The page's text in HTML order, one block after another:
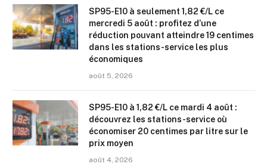
SP95-E10 à seulement 1,82 €/L ce
mercredi 5 août : profitez d’une
réduction pouvant atteindre 19 centimes
dans les stations-service les plus
économiques
août 5, 2026
SP95-E10 à 1,82 €/L ce mardi 4 août :
découvrez les stations-service où
économiser 20 centimes par litre sur le
prix moyen
août 4, 2026